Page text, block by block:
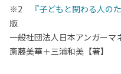
※2 『子どもと関わる人の
版
一般社団法人日本アンガー
斎藤美華＋三浦和美【著】